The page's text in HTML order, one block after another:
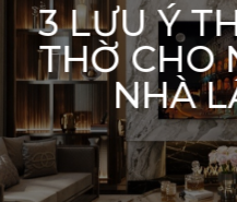
3 LƯU Ý
THỜ CHO
NHÀ